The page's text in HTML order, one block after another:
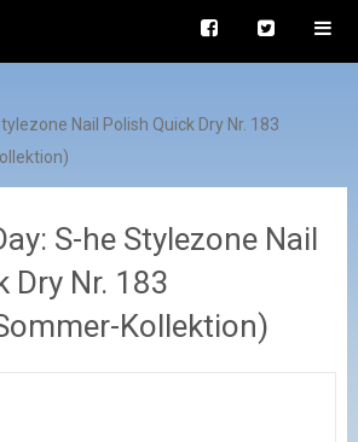
Nail Polish Quick Dry Nr. 183
S-he Stylezone Nail
Dry Nr. 183
Kollektion)